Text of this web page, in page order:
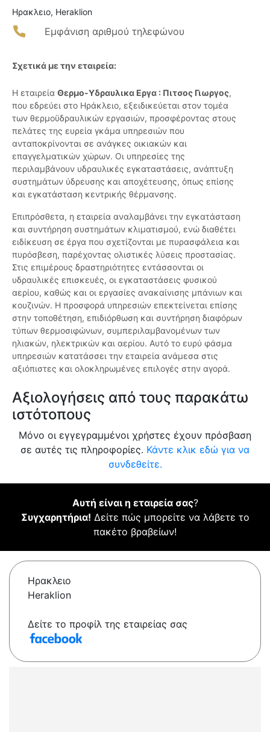
Ηρακλειο, Heraklion
Εμφάνιση αριθμού τηλεφώνου
Σχετικά με την εταιρεία:
Η εταιρεία Θερμο-Υδραυλικα Εργα : Πιτσος Γιωργος,
που εδρεύει στο Ηράκλειο, εξειδικεύεται στον τομέα
των θερμοϋδραυλικών εργασιών, προσφέροντας στους
πελάτες της ευρεία γκάμα υπηρεσιών που
ανταποκρίνονται σε ανάγκες οικιακών και
επαγγελματικών χώρων. Οι υπηρεσίες της
περιλαμβάνουν υδραυλικές εγκαταστάσεις, ανάπτυξη
συστημάτων ύδρευσης και αποχέτευσης, όπως επίσης
και εγκατάσταση κεντρικής θέρμανσης.
Επιπρόσθετα, η εταιρεία αναλαμβάνει την εγκατάσταση
και συντήρηση συστημάτων κλιματισμού, ενώ διαθέτει
ειδίκευση σε έργα που σχετίζονται με πυρασφάλεια και
πυρόσβεση, παρέχοντας ολιστικές λύσεις προστασίας.
Στις επιμέρους δραστηριότητες εντάσσονται οι
υδραυλικές επισκευές, οι εγκαταστάσεις φυσικού
αερίου, καθώς και οι εργασίες ανακαίνισης μπάνιων και
κουζινών. Η προσφορά υπηρεσιών επεκτείνεται επίσης
στην τοποθέτηση, επιδιόρθωση και συντήρηση διαφόρων
τύπων θερμοσιφώνων, συμπεριλαμβανομένων των
ηλιακών, ηλεκτρικών και αερίου. Αυτό το ευρύ φάσμα
υπηρεσιών κατατάσσει την εταιρεία ανάμεσα στις
αξιόπιστες και ολοκληρωμένες επιλογές στην αγορά.
Αξιολογήσεις από τους παρακάτω
ιστότοπους
Μόνο οι εγγεγραμμένοι χρήστες έχουν πρόσβαση
σε αυτές τις πληροφορίες. Κάντε κλικ εδώ για να
συνδεθείτε.
Αυτή είναι η εταιρεία σας?
Συγχαρητήρια! Δείτε πώς μπορείτε να λάβετε το
πακέτο βραβείων!
Ηρακλειο
Heraklion
Δείτε το προφίλ της εταιρείας σας